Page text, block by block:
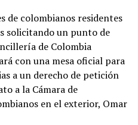
de colombianos residentes
solicitando un punto de
de Colombia
con una mesa oficial para
a un derecho de petición
a la Cámara de
en el exterior, Omar